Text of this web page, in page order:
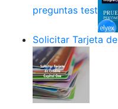
preguntas test
Solicitar Tarjeta